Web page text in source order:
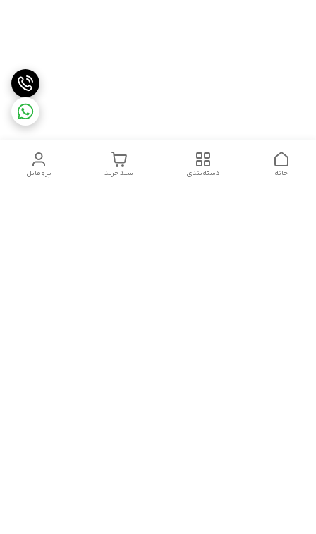
پروفایل سبد خرید دسته‌بندی خانه